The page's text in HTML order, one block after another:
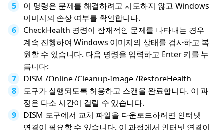
이 명령은 문제를 해결하려고 시도하지 않고 Windows
이미지의 손상 여부를 확인합니다.
CheckHealth 명령이 잠재적인 문제를 나타내는 경우
계속 진행하여 Windows 이미지의 상태를 검사하고 복
원할 수 있습니다. 다음 명령을 입력하고 Enter 키를 누
릅니다:
DISM /Online /Cleanup-Image /RestoreHealth
도구가 실행되도록 허용하고 스캔을 완료합니다. 이 과
정은 다소 시간이 걸릴 수 있습니다.
DISM 도구에서 교체 파일을 다운로드하려면 인터넷
연결이 필요할 수 있습니다. 이 과정에서 인터넷 연결이